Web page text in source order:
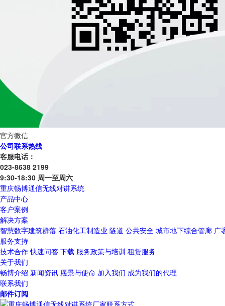
官方微信
公司联系热线
客服电话：
023-8638 2199
9:30-18:30 周一至周六
重庆畅博通信无线对讲系统
产品中心
客户案例
解决方案
智慧数字建筑群落 石油化工制造业 隧道 公共安全 城市地下综合管廊 广
服务支持
技术合作 快速问答 下载 服务政策与培训 租赁服务
关于我们
畅博介绍 新闻资讯 愿景与使命 加入我们 成为我们的代理
联系我们
邮件订阅